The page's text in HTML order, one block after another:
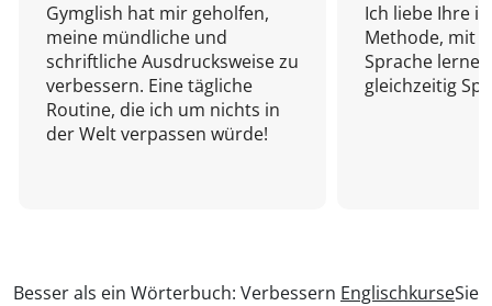
Gymglish hat mir geholfen,
meine mündliche und
schriftliche Ausdrucksweise zu
verbessern. Eine tägliche
Routine, die ich um nichts in
der Welt verpassen würde!
Ich liebe Ihre
Methode, mit
Sprache
gleichzeitig
Besser als ein Wörterbuch: Verbessern EnglischkurseSie